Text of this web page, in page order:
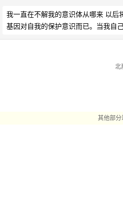
我一直在不解我的意识体从哪来 以
基因对自我的保护意识而已。当我
北
其他部分